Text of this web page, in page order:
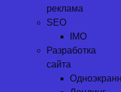
реклама
SEO
IMO
Разработка
сайта